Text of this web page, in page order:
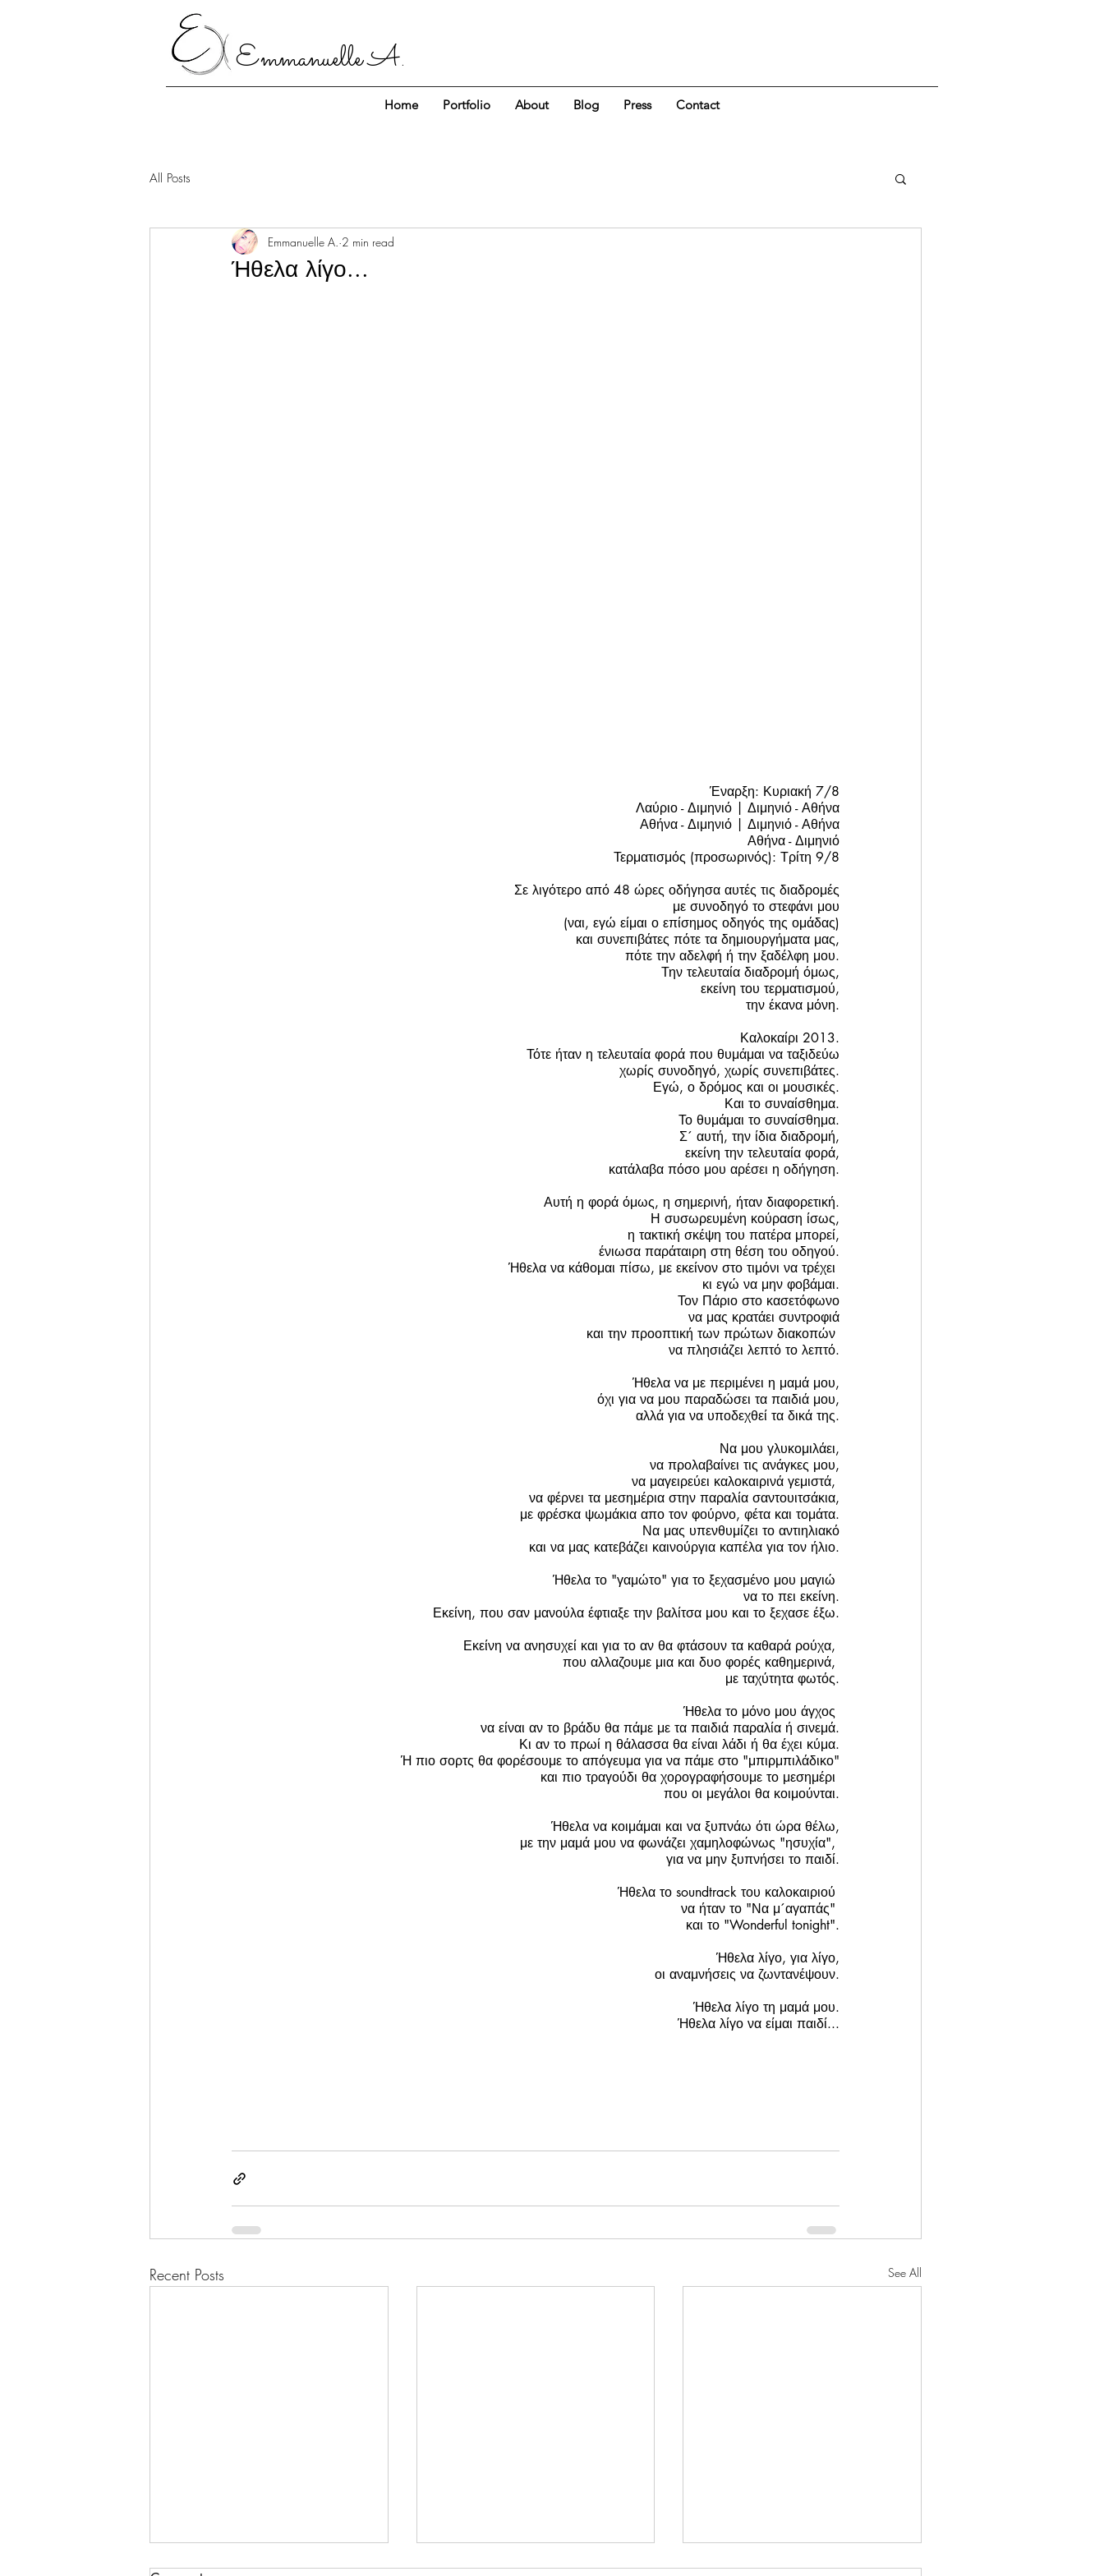
Emmanuelle A.
Home Portfolio About Blog Press Contact
All Posts
Ήθελα λίγο...
Emmanuelle A. 2 min read
Έναρξη: Κυριακή 7/8
Λαύριο - Διμηνιό | Διμηνιό - Αθήνα
Αθήνα - Διμηνιό | Διμηνιό - Αθήνα
Αθήνα - Διμηνιό
Τερματισμός (προσωρινός): Τρίτη 9/8
Σε λιγότερο από 48 ώρες οδήγησα αυτές τις διαδρομές
με συνοδηγό το στεφάνι μου
(ναι, εγώ είμαι ο επίσημος οδηγός της ομάδας)
και συνεπιβάτες πότε τα δημιουργήματα μας,
πότε την αδελφή ή την ξαδέλφη μου.
Την τελευταία διαδρομή όμως,
εκείνη του τερματισμού,
την έκανα μόνη.
Καλοκαίρι 2013.
Τότε ήταν η τελευταία φορά που θυμάμαι να ταξιδεύω
χωρίς συνοδηγό, χωρίς συνεπιβάτες.
Εγώ, ο δρόμος και οι μουσικές.
Και το συναίσθημα.
Το θυμάμαι το συναίσθημα.
Σ´ αυτή, την ίδια διαδρομή,
εκείνη την τελευταία φορά,
κατάλαβα πόσο μου αρέσει η οδήγηση.
Αυτή η φορά όμως, η σημερινή, ήταν διαφορετική.
Η συσωρευμένη κούραση ίσως,
η τακτική σκέψη του πατέρα μπορεί,
ένιωσα παράταιρη στη θέση του οδηγού.
Ήθελα να κάθομαι πίσω, με εκείνον στο τιμόνι να τρέχει
κι εγώ να μην φοβάμαι.
Τον Πάριο στο κασετόφωνο
να μας κρατάει συντροφιά
και την προοπτική των πρώτων διακοπών
να πλησιάζει λεπτό το λεπτό.
Ήθελα να με περιμένει η μαμά μου,
όχι για να μου παραδώσει τα παιδιά μου,
αλλά για να υποδεχθεί τα δικά της.
Να μου γλυκομιλάει,
να προλαβαίνει τις ανάγκες μου,
να μαγειρεύει καλοκαιρινά γεμιστά,
να φέρνει τα μεσημέρια στην παραλία σαντουιτσάκια,
με φρέσκα ψωμάκια απο τον φούρνο, φέτα και τομάτα.
Να μας υπενθυμίζει το αντιηλιακό
και να μας κατεβάζει καινούργια καπέλα για τον ήλιο.
Ήθελα το "γαμώτο" για το ξεχασμένο μου μαγιώ
να το πει εκείνη.
Εκείνη, που σαν μανούλα έφτιαξε την βαλίτσα μου και το ξεχασε έξω.
Εκείνη να ανησυχεί και για το αν θα φτάσουν τα καθαρά ρούχα,
που αλλαζουμε μια και δυο φορές καθημερινά,
με ταχύτητα φωτός.
Ήθελα το μόνο μου άγχος
να είναι αν το βράδυ θα πάμε με τα παιδιά παραλία ή σινεμά.
Κι αν το πρωί η θάλασσα θα είναι λάδι ή θα έχει κύμα.
Ή πιο σορτς θα φορέσουμε το απόγευμα για να πάμε στο "μπιρμπιλάδικο"
και πιο τραγούδι θα χορογραφήσουμε το μεσημέρι
που οι μεγάλοι θα κοιμούνται.
Ήθελα να κοιμάμαι και να ξυπνάω ότι ώρα θέλω,
με την μαμά μου να φωνάζει χαμηλοφώνως "ησυχία",
για να μην ξυπνήσει το παιδί.
Ήθελα το soundtrack του καλοκαιριού
να ήταν το "Να μ´αγαπάς"
και το "Wonderful tonight".
Ήθελα λίγο, για λίγο,
οι αναμνήσεις να ζωντανέψουν.
Ήθελα λίγο τη μαμά μου.
Ήθελα λίγο να είμαι παιδί...
Recent Posts See All